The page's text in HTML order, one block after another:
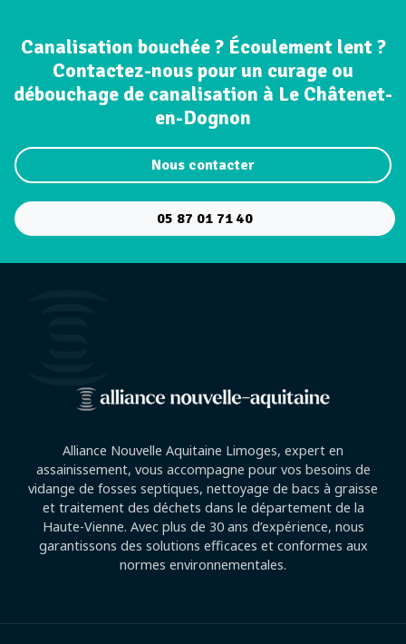
Canalisation bouchée ? Écoulement lent ?
Contactez-nous pour un curage ou
débouchage de canalisation à Le Châtenet-
en-Dognon
Nous contacter
05 87 01 71 40
Alliance Nouvelle Aquitaine Limoges, expert en
assainissement, vous accompagne pour vos besoins de
vidange de fosses septiques, nettoyage de bacs à graisse
et traitement des déchets dans le département de la
Haute-Vienne. Avec plus de 30 ans d’expérience, nous
garantissons des solutions efficaces et conformes aux
normes environnementales.